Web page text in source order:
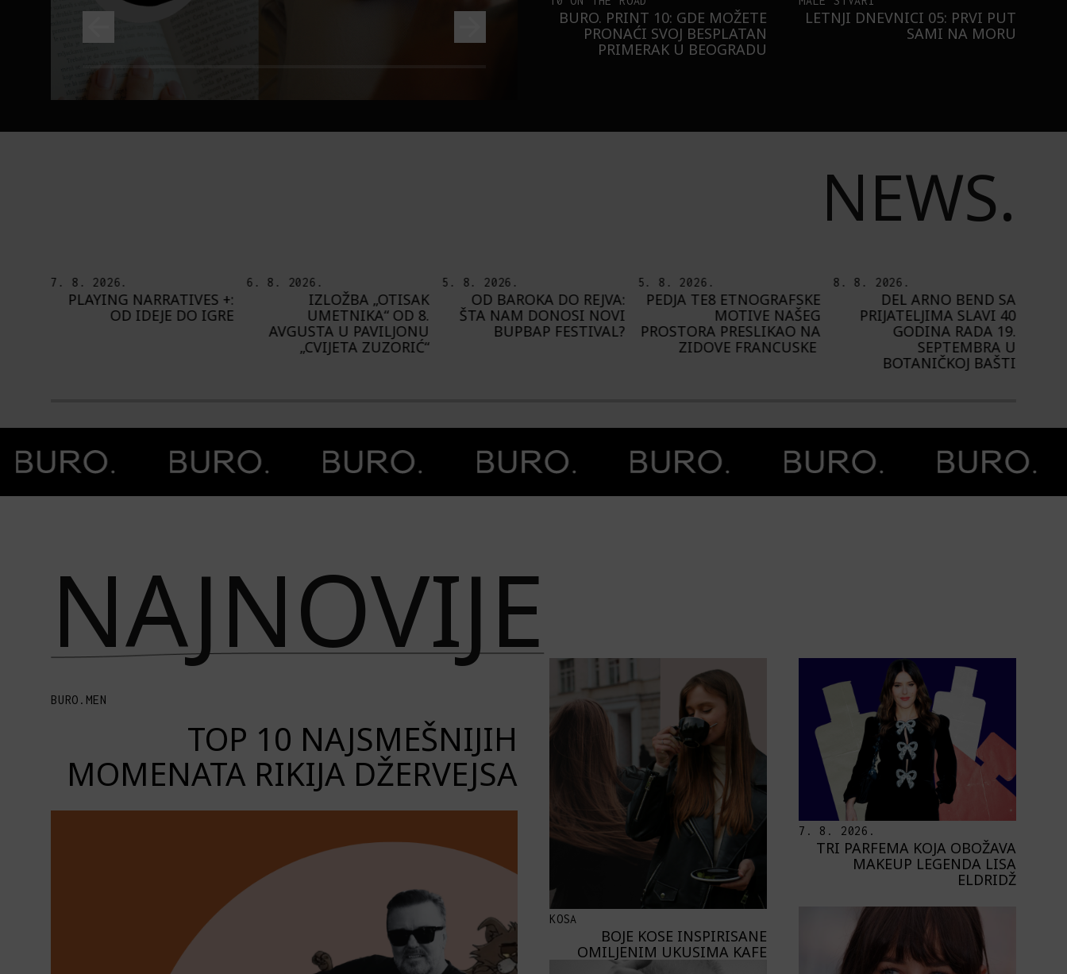
BURO. PRINT 10: GDE MOŽETE
PRONAĆI SVOJ BESPLATAN
PRIMERAK U BEOGRADU
LETNJI DNEVNICI 05: PRVI PUT
SAMI NA MORU
NEWS.
6. 8. 2026.
IZLOŽBA „OTISAK
UMETNIKA“ OD 8.
5. 8. 2026.
OD BAROKA DO REJVA:
ŠTA NAM DONOSI NOVI
BUPBAP FESTIVAL?
5. 8. 2026.
PEDJA TE8 ETNOGRAFSKE
MOTIVE NAŠEG
PROSTORA PRESLIKAO NA
8. 8. 2026.
DEL ARNO BEND SA
PRIJATELJIMA SLAVI 40
GODINA RADA 19.
SEPTEMBRA U
7. 8. 2026.
PLAYING NARRATIVES +:
OD IDEJE DO IGRE
NAJNOVIJE
BURO.MEN
TOP 10 NAJSMEŠNIJIH
MOMENATA RIKIJA DŽERVEJSA
KOSA
BOJE KOSE INSPIRISANE
OMILJENIM UKUSIMA KAFE
7. 8. 2026.
TRI PARFEMA KOJA OBOŽAVA
MAKEUP LEGENDA LISA
ELDRIDŽ